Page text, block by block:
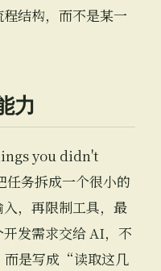
结构，而不是某一
力
you didn't
务拆成一个很小的
，再限制工具，最
发需求交给 AI，不
是写成“读取这几